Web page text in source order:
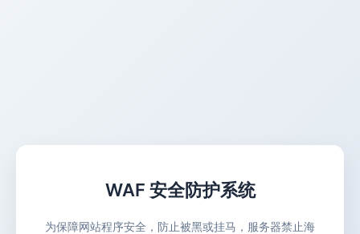
WAF 安全防护系统
为保障网站程序安全，防止被黑或挂马，服务器禁止海